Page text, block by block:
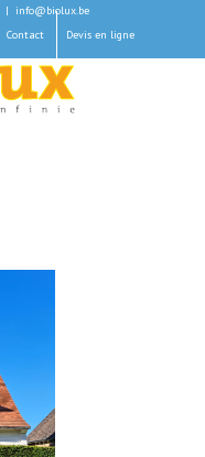
|
info@biolux.be
Contact Devis en ligne